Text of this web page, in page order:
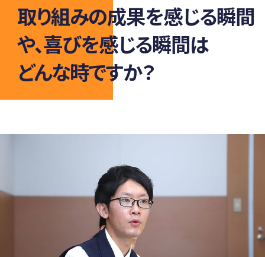
取り組みの成果を感じる瞬間
や、喜びを感じる瞬間は
どんな時ですか？